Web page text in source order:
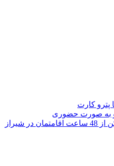
پترو کارت
به صورت حضوری
چگونه به بهترین شکل ممکن از 48 ساعت اقامتمان در شیراز